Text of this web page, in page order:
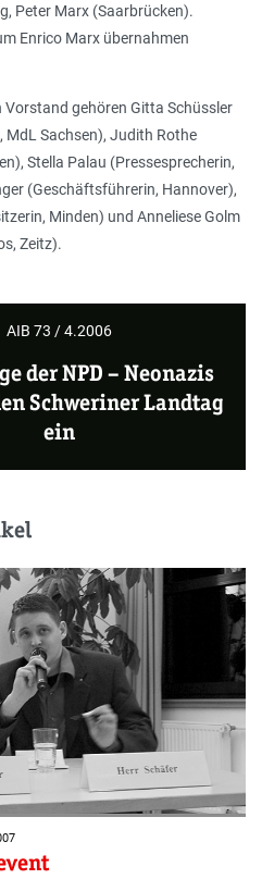
Peter Marx (Saarbrücken).
Enrico Marx übernahmen
gehören Gitta Schüssler
MdL Sachsen), Judith Rothe
Stella Palau (Pressesprecherin,
(Geschäftsführerin, Hannover),
Minden) und Anneliese Golm
Zeitz).
AIB 73 / 4.2006
der NPD –Neonazis
Schweriner Landtag
ein